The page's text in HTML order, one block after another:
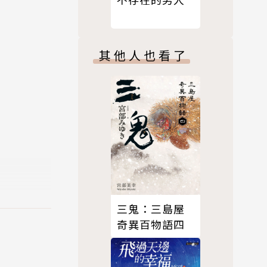
三年多
漢」電
超過兩
都會奇
其他人也看了
三鬼：三島屋
奇異百物語四